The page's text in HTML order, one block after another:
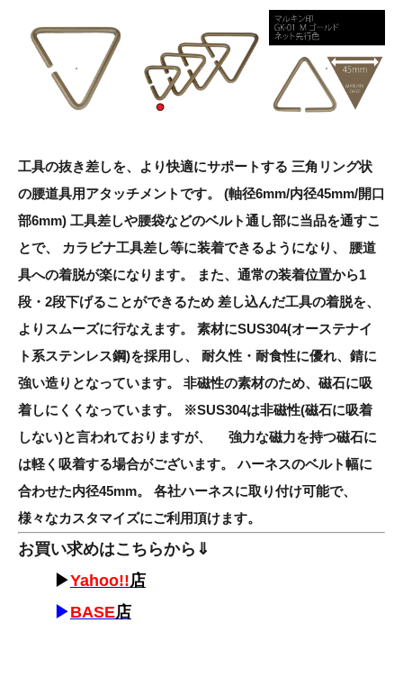
工具の抜き差しを、より快適にサポートする 三角リング状
の腰道具用アタッチメントです。 (軸径6mm/内径45mm/開口
部6mm) 工具差しや腰袋などのベルト通し部に当品を通すこ
とで、 カラビナ工具差し等に装着できるようになり、 腰道
具への着脱が楽になります。 また、通常の装着位置から1
段・2段下げることができるため 差し込んだ工具の着脱を、
よりスムーズに行なえます。 素材にSUS304(オーステナイ
ト系ステンレス鋼)を採用し、 耐久性・耐食性に優れ、錆に
強い造りとなっています。 非磁性の素材のため、磁石に吸
着しにくくなっています。 ※SUS304は非磁性(磁石に吸着
しない)と言われておりますが、 強力な磁力を持つ磁石に
は軽く吸着する場合がございます。 ハーネスのベルト幅に
合わせた内径45mm。 各社ハーネスに取り付け可能で、
様々なカスタマイズにご利用頂けます。
お買い求めはこちらから⇓
▶Yahoo!!店
▶BASE店